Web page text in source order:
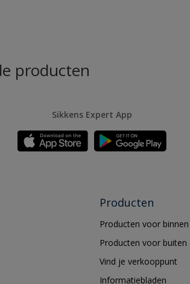
producten
Sikkens Expert App
Producten
Producten voor binnen
Producten voor buiten
Vind je verkooppunt
Informatiebladen